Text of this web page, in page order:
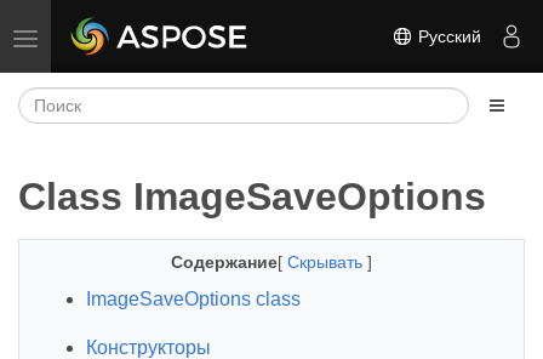
Переключить навигацию Русский
Class ImageSaveOptions
Содержание[ Скрывать ]
ImageSaveOptions class
Конструкторы